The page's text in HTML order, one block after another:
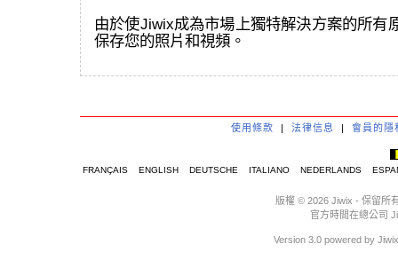
由於使Jiwix成為市場上獨特解決方案的所有
保存您的照片和視頻。
使用條款 | 法律信息 | 會員的隱
FRANÇAIS ENGLISH DEUTSCHE ITALIANO NEDERLANDS
版權 © 2026 Jiwix - 保留所
官方時間在總公司
Version 3.0 powered by